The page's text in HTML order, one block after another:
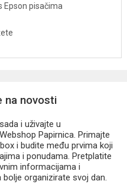
Epson pisačima
na novosti
i uživajte u
Papirnica. Primajte
i budite među prvima koji
i ponudama. Pretplatite
informacijama i
organizirate svoj dan.